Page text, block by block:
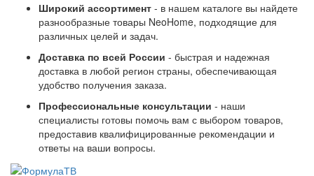
Широкий ассортимент - в нашем каталоге вы найдете
разнообразные товары NeoHome, подходящие для
различных целей и задач.
Доставка по всей России - быстрая и надежная
доставка в любой регион страны, обеспечивающая
удобство получения заказа.
Профессиональные консультации - наши
специалисты готовы помочь вам с выбором товаров,
предоставив квалифицированные рекомендации и
ответы на ваши вопросы.